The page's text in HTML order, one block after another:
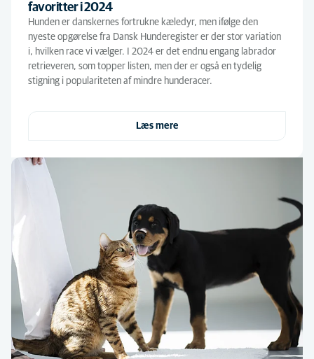
favoritter i 2024
Hunden er danskernes fortrukne kæledyr, men ifølge den
nyeste opgørelse fra Dansk Hunderegister er der stor variation
i, hvilken race vi vælger. I 2024 er det endnu engang labrador
retrieveren, som topper listen, men der er også en tydelig
stigning i populariteten af mindre hunderacer.
Læs mere